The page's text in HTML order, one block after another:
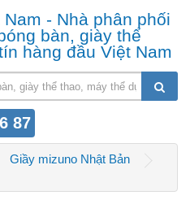
- Nhà phân phối
bàn, giày thể
hàng đầu Việt Nam
87
Giầy mizuno Nhật Bản